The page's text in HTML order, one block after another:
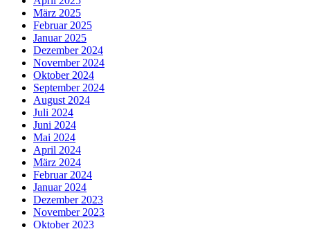
März 2025
Februar 2025
Januar 2025
Dezember 2024
November 2024
Oktober 2024
September 2024
August 2024
Juli 2024
Juni 2024
Mai 2024
April 2024
März 2024
Februar 2024
Januar 2024
Dezember 2023
November 2023
Oktober 2023